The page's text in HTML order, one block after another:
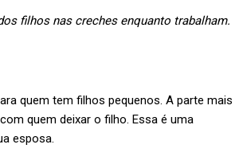
filhos nas creches enquanto trabalham.
quem tem filhos pequenos. A parte mais
quem deixar o filho. Essa é uma
esposa.